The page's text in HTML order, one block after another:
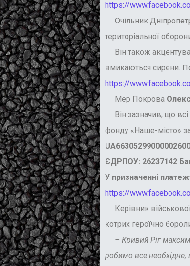
https://
Очільник
територіальної
Він також
вмикаються сирени.
https://
Мер Покрова
Він зазначив, що всі
фонду «Наше-місто»
ЄДРПОУ: 26237142
У призначенні
https://
Керівник
котрих героїчно
– Кривий Ріг
робимо все необхідне,